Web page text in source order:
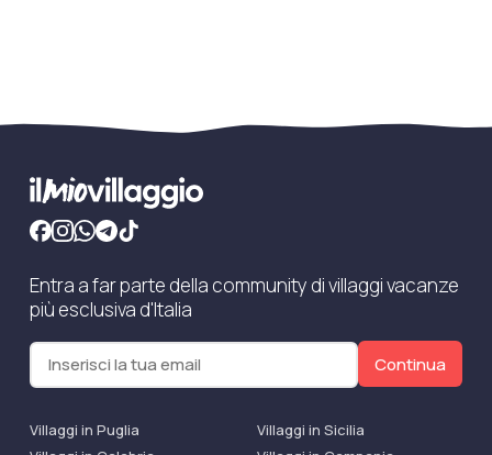
Entra a far parte della community di villaggi vacanze
più esclusiva d'Italia
Continua
Villaggi in Puglia
Villaggi in Sicilia